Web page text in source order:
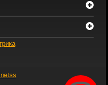
Inetss